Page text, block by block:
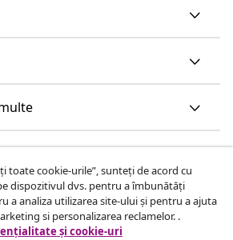
toate cookie-urile”, sunteți de acord cu
dispozitivul dvs. pentru a îmbunătăți
a analiza utilizarea site-ului și pentru a ajuta
si personalizarea reclamelor. .
și cookie-uri